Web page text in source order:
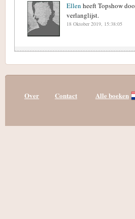
Ellen heeft Topshow
verlanglijst.
18 Oktober 2019, 15:38:05
Over Contact Alle boeken